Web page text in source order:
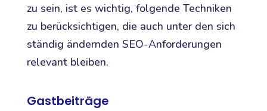
zu sein, ist es wichtig, folgende Techniken
zu berücksichtigen, die auch unter den sich
ständig ändernden SEO-Anforderungen
relevant bleiben.
Gastbeiträge